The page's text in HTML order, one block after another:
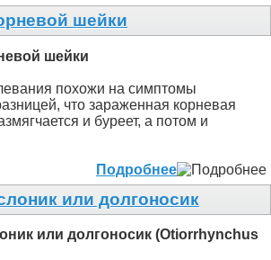
шейки
шейки
похожи на симптомы
что зараженная корневая
и буреет, а потом и
Подробнее
или долгоносик
или долгоносик (Otiorrhynchus